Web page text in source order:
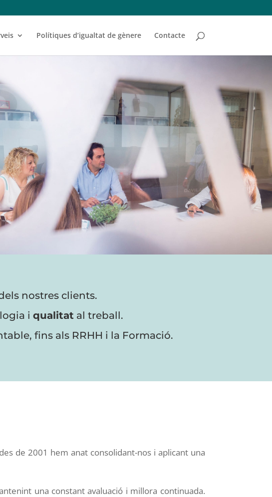
Polítiques d’igualtat de gènere Contacte
nostres clients.
i qualitat al treball.
fins als RRHH i la Formació.
de 2001 hem anat consolidant-nos i aplicant una
una constant avaluació i millora continuada.